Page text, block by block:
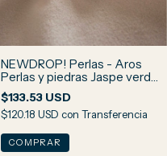
NEWDROP! Perlas - Aros
Perlas y piedras Jaspe verde
y Ojo de Halcón N3
$133.53 USD
$120.18 USD con Transferencia